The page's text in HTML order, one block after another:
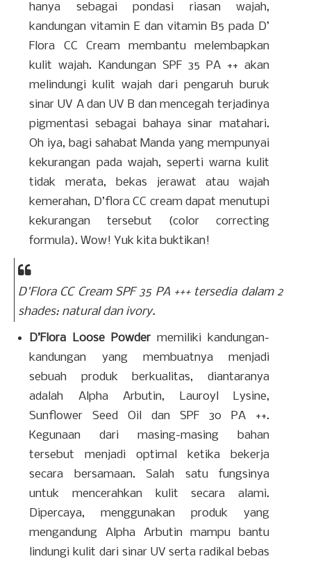
hanya sebagai pondasi riasan wajah,
kandungan vitamin E dan vitamin B5 pada D’
Flora CC Cream membantu melembapkan
kulit wajah. Kandungan SPF 35 PA ++ akan
melindungi kulit wajah dari pengaruh buruk
sinar UV A dan UV B dan mencegah terjadinya
pigmentasi sebagai bahaya sinar matahari.
Oh iya, bagi sahabat Manda yang mempunyai
kekurangan pada wajah, seperti warna kulit
tidak merata, bekas jerawat atau wajah
kemerahan, D’flora CC cream dapat menutupi
kekurangan tersebut (color correcting
formula). Wow! Yuk kita buktikan!
D'Flora CC Cream SPF 35 PA +++ tersedia dalam 2
shades: natural dan ivory.
D’Flora Loose Powdermemiliki kandungan-
kandungan yang membuatnya menjadi
sebuah produk berkualitas, diantaranya
adalah Alpha Arbutin, Lauroyl Lysine,
Sunflower Seed Oil dan SPF 30 PA ++.
Kegunaan dari masing-masing bahan
tersebut menjadi optimal ketika bekerja
secara bersamaan. Salah satu fungsinya
untuk mencerahkan kulit secara alami.
Dipercaya, menggunakan produk yang
mengandung Alpha Arbutin mampu bantu
lindungi kulit dari sinar UV serta radikal bebas